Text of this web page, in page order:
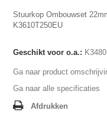
Stuurkop Ombouwset
K3610T250EU
Geschikt voor o.a.:
Ga naar product
Ga naar alle specificaties
Afdrukken